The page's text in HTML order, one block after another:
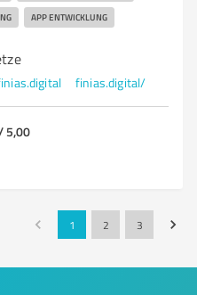
APP ENTWICKLUNG
finias.digital/
5,00
1 2 3